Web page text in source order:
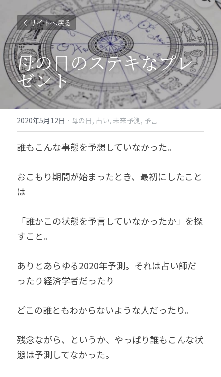
サイトへ戻る
母の日のステキなプレ
ゼント
2020年5月12日 · 母の日, 占い, 未来予測, 予言
誰もこんな事態を予想していなかった。
おこもり期間が始まったとき、最初にしたこと
は
「誰かこの状態を予言していなかったか」を探
すこと。
ありとあらゆる2020年予測。それは占い師だ
ったり経済学者だったり
どこの誰ともわからないような人だったり。
残念ながら、というか、やっぱり誰もこんな状
態は予測してなかった。